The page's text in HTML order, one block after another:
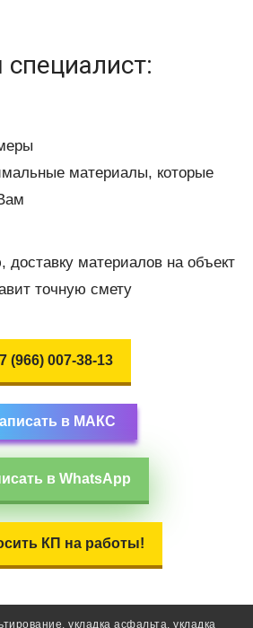
материалы, которые
доставку материалов на объект
точную смету
(966) 007-38-13
в МАКС
в WhatsApp
КП на работы!
укладка асфальта, укладка